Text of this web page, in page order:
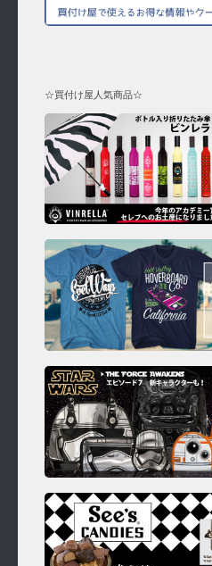
☆買付け屋人気商品☆